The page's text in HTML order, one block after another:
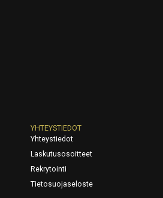
YHTEYSTIEDOT
Yhteystiedot
Laskutusosoitteet
Rekrytointi
Tietosuojaseloste